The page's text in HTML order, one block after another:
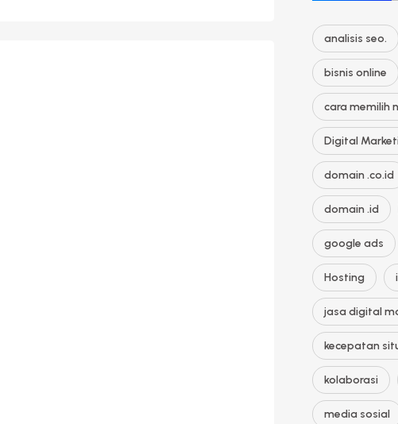
analisis seo.
bisnis online
cara memilih
Digital
domain .co.id
domain .id
google ads
Hosting
jasa digital
kecepatan
kolaborasi
media sosial